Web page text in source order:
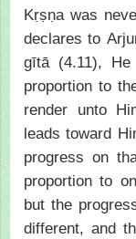
Kṛṣṇa was
declares to
gītā (4.11),
proportion to
render unto
leads toward
progress on
proportion to
but the
different, and